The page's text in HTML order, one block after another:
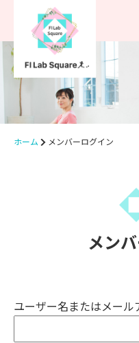
ホーム メンバーログイン
メン
ユーザー名またはメール